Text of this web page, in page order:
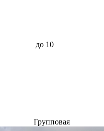
до 10
Групповая